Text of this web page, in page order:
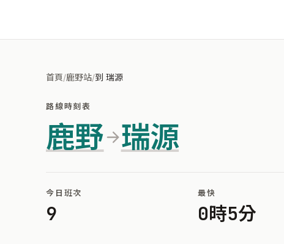
首頁/鹿野站/到 瑞源
路線時刻表
鹿野 瑞源
今日班次
9
最快
0時5分